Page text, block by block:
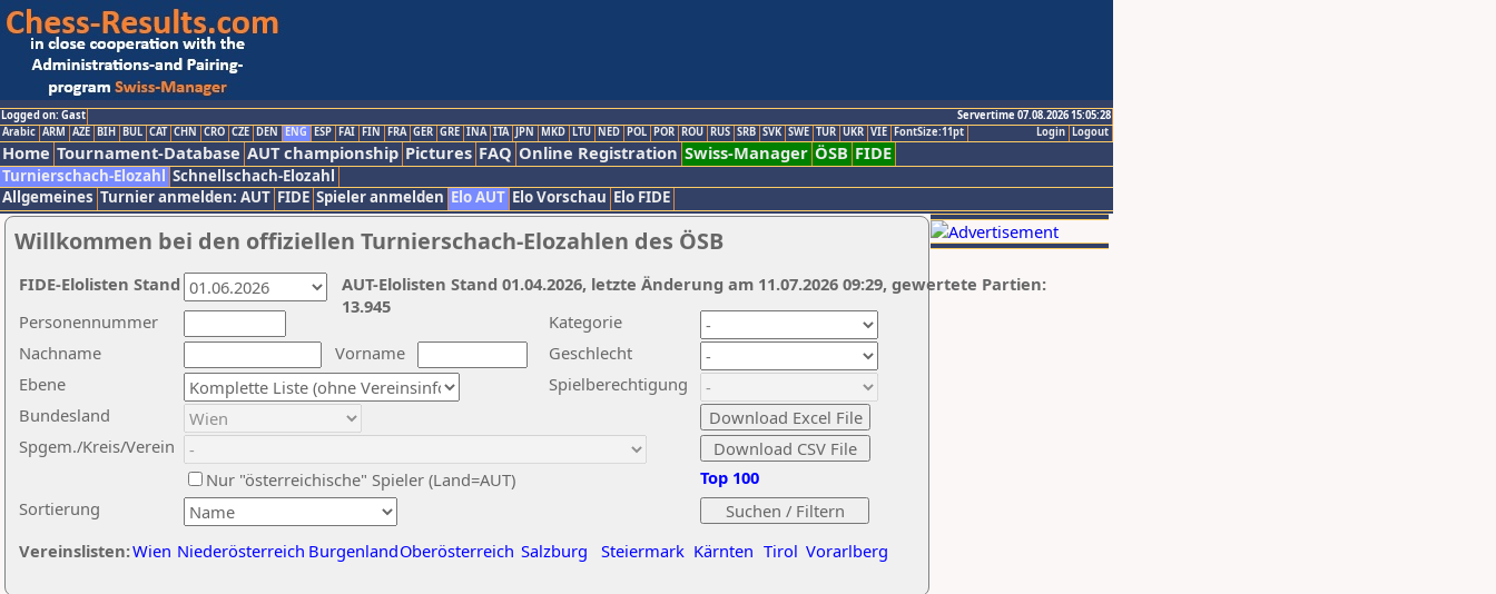
Logged on: Gast
Servertime 07.08.2026 15:05:28
Logout
Login
Arabic ARM AZE BIH BUL CAT CHN CRO CZE DEN ENG ESP FAI FIN FRA GER GRE INA ITA JPN MKD LTU NED POL POR ROU RUS SRB SVK SWE TUR UKR VIE FontSize:11pt
Home Tournament-Database AUT championship Pictures FAQ Online Registration Swiss-Manager ÖSB FIDE
Turnierschach-Elozahl Schnellschach-Elozahl
Allgemeines Turnier anmelden: AUT FIDE Spieler anmelden Elo AUT Elo Vorschau Elo FIDE
Willkommen bei den offiziellen Turnierschach-Elozahlen des ÖSB
Nachname
Vorname
Ebene
Kategorie
Sortierung
Personennummer
Bundesland
Spgem./Kreis/Verein
Geschlecht
Nur "österreichische" Spieler (Land=AUT)
Spielberechtigung
Vereinslisten:Wien Niederösterreich BurgenlandOberösterreich Salzburg Steiermark Kärnten Tirol Vorarlberg
Top 100
AUT-Elolisten Stand 01.04.2026, letzte Änderung am 11.07.2026 09:29, gewertete Partien:
13.945
FIDE-Elolisten Stand